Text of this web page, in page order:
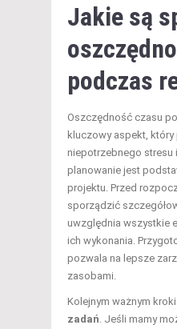
Jakie są
podczas
Oszczędność czasu
kluczowy aspekt, który
niepotrzebnego stresu
planowanie jest
projektu. Przed
sporządzić
uwzględnia wszystkie
ich wykonania.
pozwala na lepsze
zasobami.
Kolejnym ważnym
zadań . Jeśli mamy